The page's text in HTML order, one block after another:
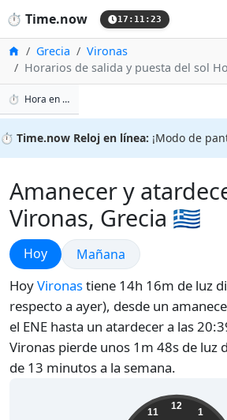
⏱️ Time.now 17:11:24
InicioGrecia
Vironas
Horarios de salida y puesta del sol
⏱️ Hora en Vironas
⏱️ Time.now Reloj en línea: ¡Modo de
Amanecer y
Vironas, Grecia 🇬🇷
Amanecer y atardecer
Hoy Amanecer y atardecer
Mañana
HoyVironastiene 14h 16m de luz
respecto a ayer), desde un
el ENE hasta un atardecer a las
Vironas pierde unos 1m 48s de luz
de 13 minutos a la semana.
12
1
11